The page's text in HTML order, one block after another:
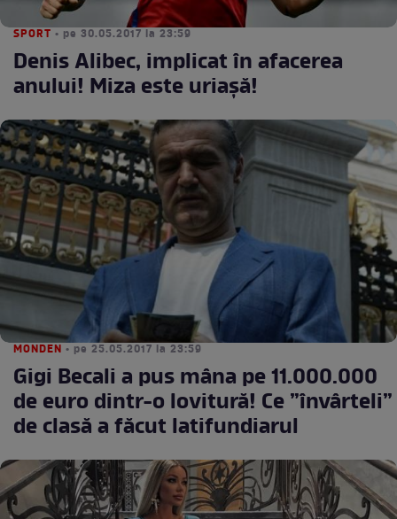
SPORT • pe 30.05.2017 la 23:59
Denis Alibec, implicat în afacerea
anului! Miza este uriaşă!
MONDEN • pe 25.05.2017 la 23:59
Gigi Becali a pus mâna pe 11.000.000
de euro dintr-o lovitură! Ce ”învârteli”
de clasă a făcut latifundiarul